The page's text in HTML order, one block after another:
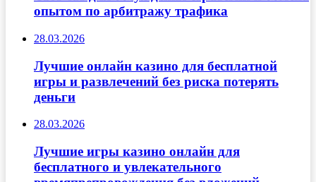
опытом по арбитражу трафика
28.03.2026
Лучшие онлайн казино для бесплатной
игры и развлечений без риска потерять
деньги
28.03.2026
Лучшие игры казино онлайн для
бесплатного и увлекательного